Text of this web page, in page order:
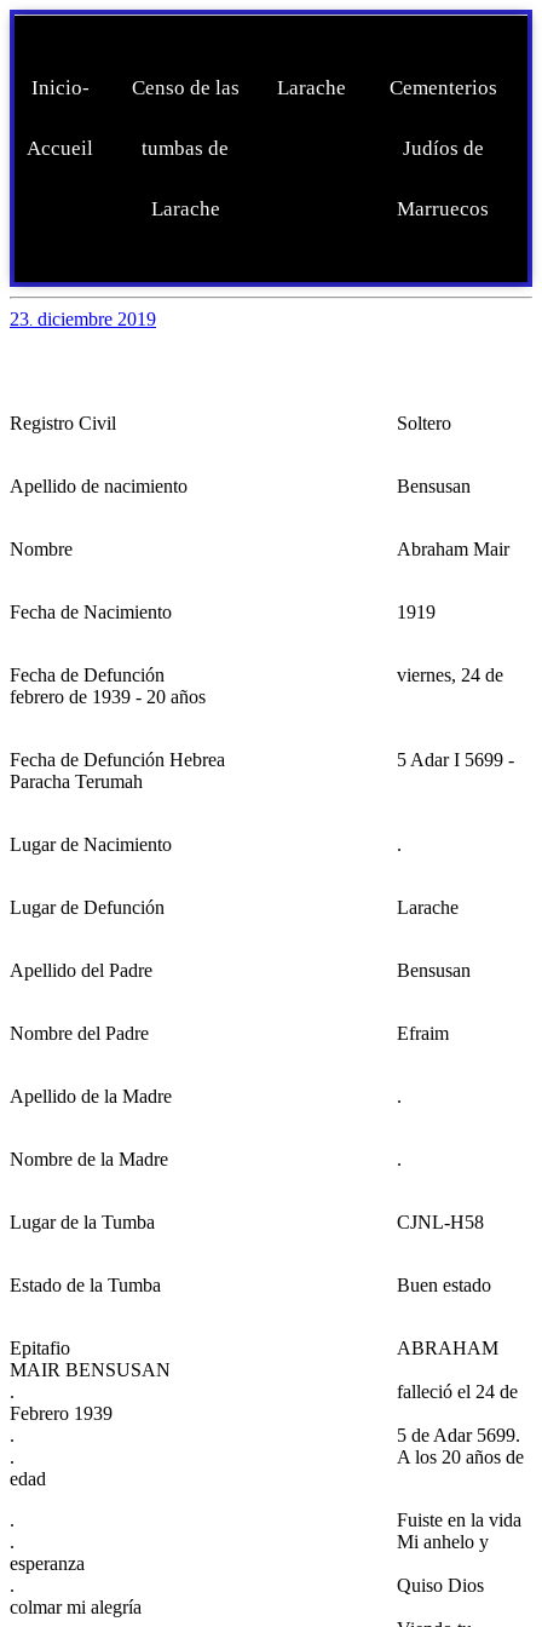
Inicio-
Accueil
Censo de las
tumbas de
Larache
Larache Cementerios
Judíos de
Marruecos
23. diciembre 2019
Registro Civil Soltero
Apellido de nacimiento Bensusan
Nombre Abraham Mair
Fecha de Nacimiento 1919
Fecha de Defunción
viernes, 24 de
febrero de 1939 - 20 años
Fecha de Defunción Hebrea
5 Adar I 5699 -
Paracha Terumah
Lugar de Nacimiento .
Lugar de Defunción Larache
Apellido del Padre Bensusan
Nombre del Padre Efraim
Apellido de la Madre .
Nombre de la Madre .
Lugar de la Tumba CJNL-H58
Estado de la Tumba Buen estado
Epitafio
ABRAHAM
MAIR BENSUSAN
.
falleció el 24 de
Febrero 1939
.
5 de Adar 5699.
.
A los 20 años de
edad
.
Fuiste en la vida
.
Mi anhelo y
esperanza
.
Quiso Dios
colmar mi alegría